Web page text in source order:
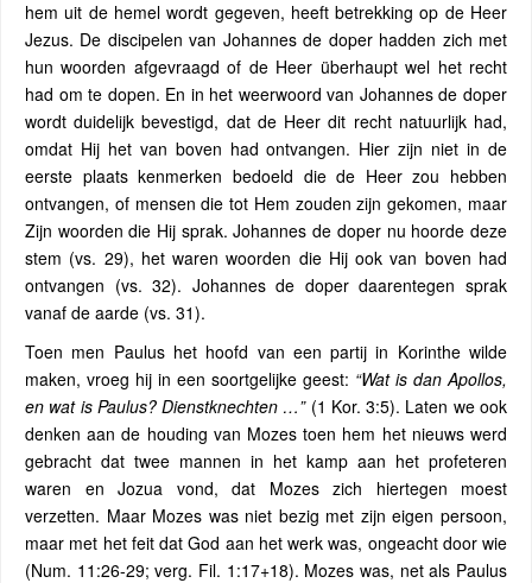
hem uit de hemel wordt gegeven, heeft betrekking op de Heer
Jezus. De discipelen van Johannes de doper hadden zich met
hun woorden afgevraagd of de Heer überhaupt wel het recht
had om te dopen. En in het weerwoord van Johannes de doper
wordt duidelijk bevestigd, dat de Heer dit recht natuurlijk had,
omdat Hij het van boven had ontvangen. Hier zijn niet in de
eerste plaats kenmerken bedoeld die de Heer zou hebben
ontvangen, of mensen die tot Hem zouden zijn gekomen, maar
Zijn woorden die Hij sprak. Johannes de doper nu hoorde deze
stem (vs. 29), het waren woorden die Hij ook van boven had
ontvangen (vs. 32). Johannes de doper daarentegen sprak
vanaf de aarde (vs. 31).
Toen men Paulus het hoofd van een partij in Korinthe wilde
maken, vroeg hij in een soortgelijke geest: “Wat is dan Apollos,
en wat is Paulus? Dienstknechten …”(1 Kor. 3:5). Laten we ook
denken aan de houding van Mozes toen hem het nieuws werd
gebracht dat twee mannen in het kamp aan het profeteren
waren en Jozua vond, dat Mozes zich hiertegen moest
verzetten. Maar Mozes was niet bezig met zijn eigen persoon,
maar met het feit dat God aan het werk was, ongeacht door wie
(Num. 11:26-29; verg. Fil. 1:17+18). Mozes was, net als Paulus